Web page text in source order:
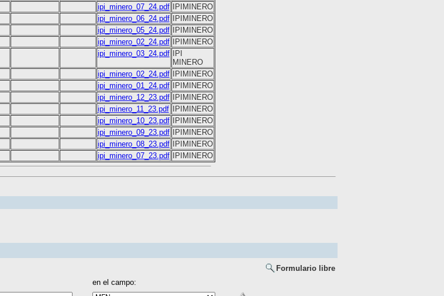
ipi_minero_07_24.pdf
IPIMINERO
ipi_minero_06_24.pdf
IPIMINERO
ipi_minero_05_24.pdf
IPIMINERO
ipi_minero_02_24.pdf
IPIMINERO
ipi_minero_03_24.pdf
IPI
MINERO
ipi_minero_02_24.pdf
IPIMINERO
ipi_minero_01_24.pdf
IPIMINERO
ipi_minero_12_23.pdf
IPIMINERO
ipi_minero_11_23.pdf
IPIMINERO
ipi_minero_10_23.pdf
IPIMINERO
ipi_minero_09_23.pdf
IPIMINERO
ipi_minero_08_23.pdf
IPIMINERO
ipi_minero_07_23.pdf IPIMINERO
Formulario libre
en el campo: